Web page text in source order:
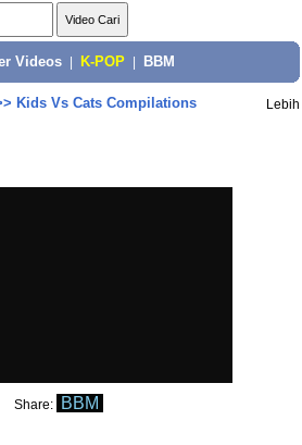
Videos K-POP BBM
Kids Vs Cats Compilations Lebih
Share: BBM